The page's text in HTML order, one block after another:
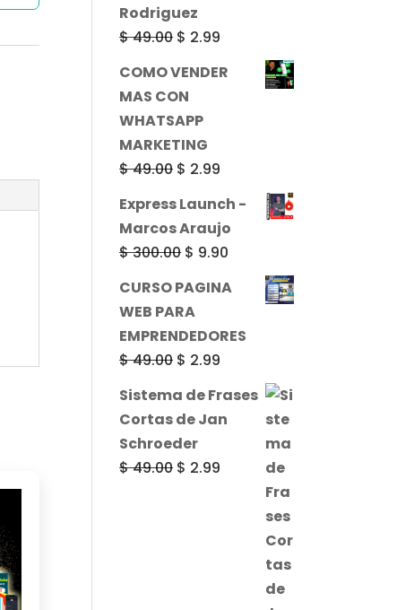
$ 49.00.
Rodriguez
$49.00 El
$ 2.99
precio
actual
COMO VENDER
MAS CON
WHATSAPP
MARKETING
$49.00 El
original
era:
$ 49.00.
$ 2.99
precio
actual
es:
Express Launch -
Marcos Araujo
$300.00 El
$ 9.90
precio
actual
CURSO PAGINA
WEB PARA
EMPRENDEDORES
$49.00 El
$ 49.00.
$ 2.99
precio
Sistema de Frases
Cortas de Jan
Schroeder
$49.00 El
$ 2.99
precio
actual
$ 2.99.